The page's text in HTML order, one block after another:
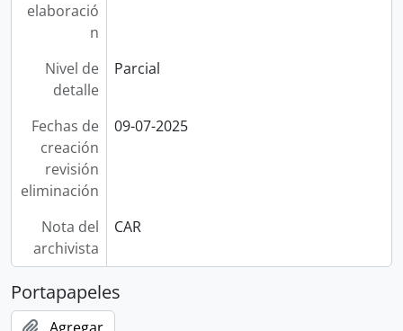
elaboració
n
Nivel de
detalle
Parcial
Fechas de
creación
revisión
eliminación
09-07-2025
Nota del
archivista
CAR
Portapapeles